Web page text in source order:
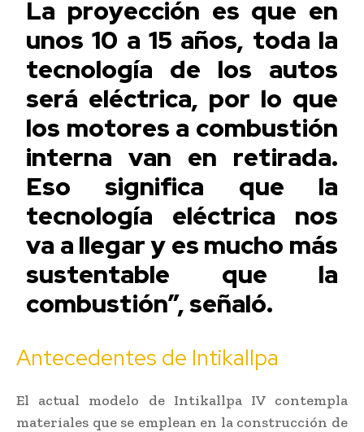
La proyección es que en
unos 10 a 15 años, toda la
tecnología de los autos
será eléctrica, por lo que
los motores a combustión
interna van en retirada.
Eso significa que la
tecnología eléctrica nos
va a llegar y es mucho más
sustentable que la
combustión”, señaló.
Antecedentes de Intikallpa
El actual modelo de Intikallpa IV contempla
materiales que se emplean en la construcción de